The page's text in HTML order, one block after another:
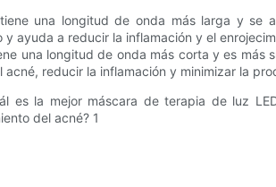
una longitud de onda más larga y se
ayuda a reducir la inflamación y el
una longitud de onda más corta y es más
acné, reducir la inflamación y minimizar la